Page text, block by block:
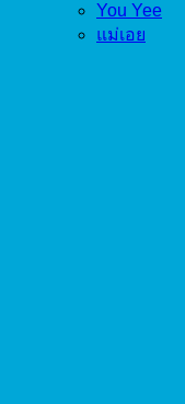
You Yee
แม่เอย